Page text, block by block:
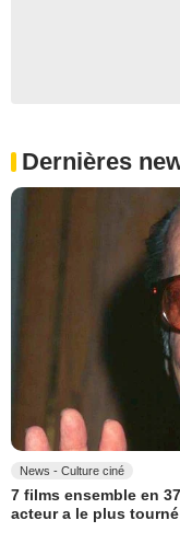
Dernières
News - Culture ciné
7 films ensemble en
acteur a le plus